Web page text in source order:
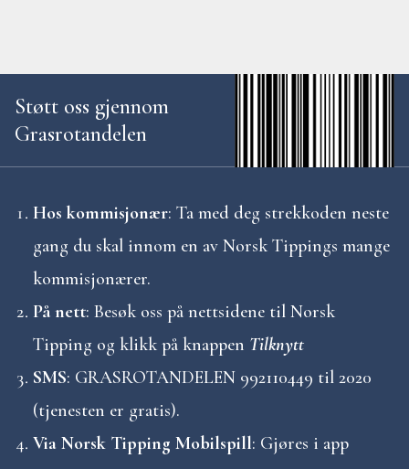
Støtt oss gjennom
Grasrotandelen
Hos kommisjonær: Ta med deg strekkoden neste
gang du skal innom en av Norsk Tippings mange
kommisjonærer.
På nett: Besøk oss på nettsidene til Norsk
Tipping og klikk på knappen Tilknytt
SMS: GRASROTANDELEN 992110449 til 2020
(tjenesten er gratis).
Via Norsk Tipping Mobilspill: Gjøres i app